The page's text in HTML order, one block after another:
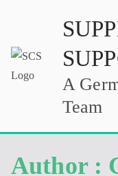
springen
A
Team
Author :